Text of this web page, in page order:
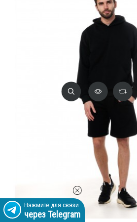
Нажмите для связи
через Telegram